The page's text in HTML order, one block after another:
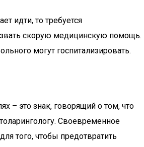
идти, то требуется
скорую медицинскую помощь.
могут госпитализировать.
– это знак, говорящий о том, что
Своевременное
того, чтобы предотвратить